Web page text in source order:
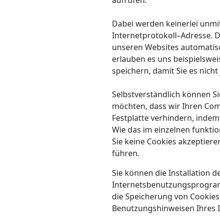
Dabei werden keinerlei
Internetprotokoll–Adresse.
unseren Websites
erlauben es uns
speichern, damit Sie es
Selbstverständlich können
möchten, dass wir Ihren
Festplatte verhindern,
Wie das im einzelnen
Sie keine Cookies
führen.
Sie können die Installation
die Speicherung von
Benutzungshinweisen Ihres